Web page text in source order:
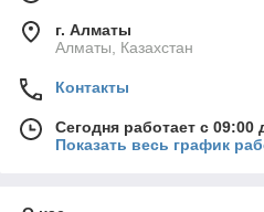
г. Алматы
Алматы, Казахстан
Контакты
Сегодня работает с 09:00
Показать весь график